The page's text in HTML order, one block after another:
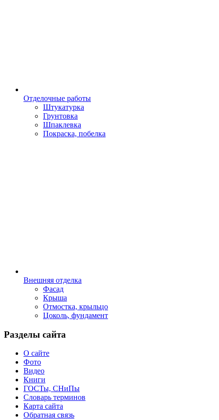
Отделочные работы
Штукатурка
Грунтовка
Шпаклевка
Покраска, побелка
Внешняя отделка
Фасад
Крыша
Отмостка, крыльцо
Цоколь, фундамент
Разделы сайта
О сайте
Фото
Видео
Книги
ГОСТы, СНиПы
Словарь терминов
Карта сайта
Обратная связь